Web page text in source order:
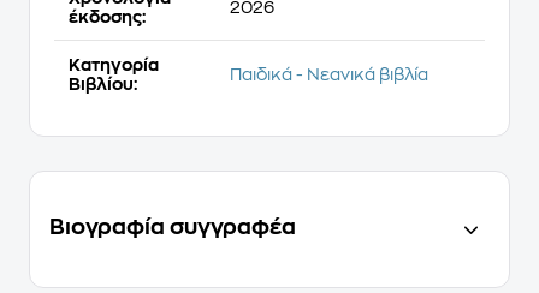
έκδοσης:
2026
Κατηγορία
Βιβλίου:
Παιδικά - Νεανικά βιβλία
Βιογραφία συγγραφέα